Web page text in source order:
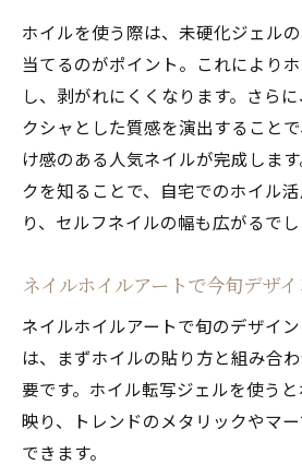
のか
全面貼りも自在なネイルホイ
人気ネイルを演出する全
ツ
現
転写ジェルで人気ネイル
方法
全面貼りがうまくいくネ
方
ホイルを使う際は、未硬化ジェル
当てるのがポイント。これにより
し、剥がれにくくなります。さら
クシャとした質感を演出すること
け感のある人気ネイルが完成しま
クを知ることで、自宅でのホイル
り、セルフネイルの幅も広がるでし
ネイルホイルアートで今旬デザ
ネイルホイルアートで旬のデザイ
は、まずホイルの貼り方と組み合
要です。ホイル転写ジェルを使う
映り、トレンドのメタリックやマ
できます。